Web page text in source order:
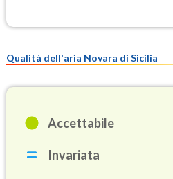
Qualità dell'aria Novara di Sicilia
Accettabile
Invariata